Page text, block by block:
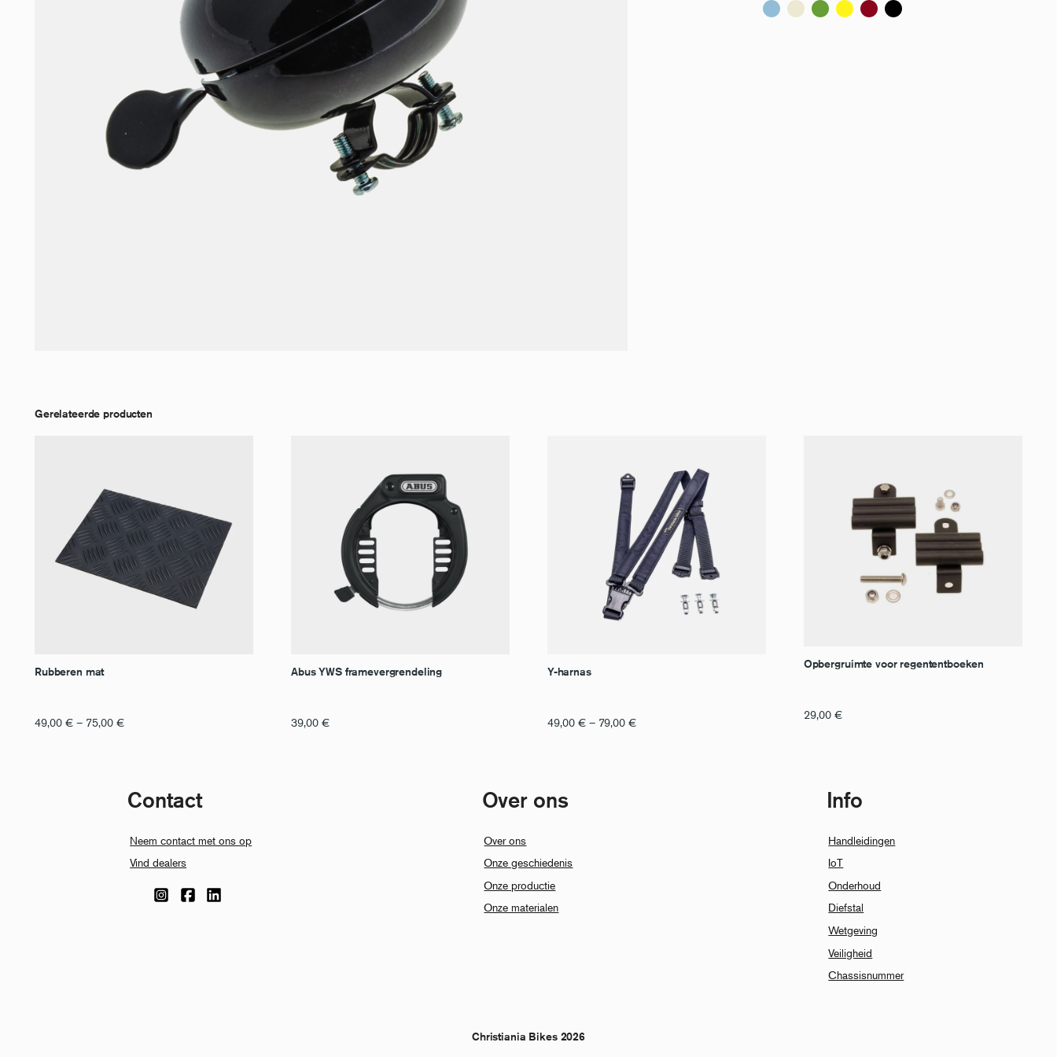
Gerelateerde producten
Rubberen mat
49,00 € – 75,00 €Prijsklasse:
€
75,00
Abus YWS framevergrendeling
39,00 €
Y-harnas
49,00 € – 79,00 €Prijsklasse:
Opbergruimte voor regententboeken
29,00 €
Contact
Neem contact met ons op
Vind dealers
Over ons
Over ons
Onze geschiedenis
Onze productie
Onze materialen
Info
Handleidingen
IoT
Onderhoud
Diefstal
Wetgeving
Veiligheid
Chassisnummer
Christiania Bikes 2026